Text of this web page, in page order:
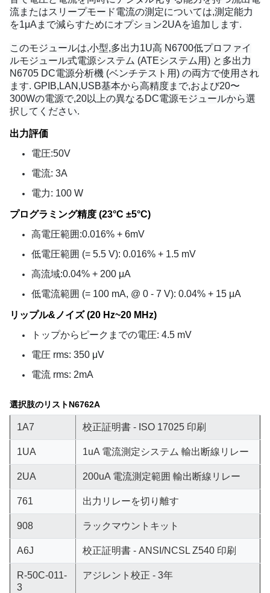
流またはスリープモード電流の測定については,測定能力
を1μAまで減らすためにオプション2UAを追加します.
このモジュールは,小型,多出力1U高 N6700低プロファイ
ルモジュール式電源システム (ATEシステム用) と多出力
N6705 DC電源分析機 (ベンチテスト用) の両方で使用され
ます. GPIB,LAN,USB基本から高精度まで,および20〜
300Wの電源で,20以上の異なるDC電源モジュールから選
択してください.
出力評価
電圧:50V
電流: 3A
電力: 100 W
プログラミング精度 (23°C ±5°C)
高電圧範囲:0.016% + 6mV
低電圧範囲 (= 5.5 V): 0.016% + 1.5 mV
高流域:0.04% + 200 μA
低電流範囲 (= 100 mA, @ 0 - 7 V): 0.04% + 15 μA
リップル&ノイズ (20 Hz~20 MHz)
トップからピークまでの電圧: 4.5 mV
電圧 rms: 350 μV
電流 rms: 2mA
選択肢のリストN6762A
1A7 校正証明書 - ISO 17025 印刷
1UA 1uA 電流測定システム 輸出断線リレー
2UA 200uA 電流測定範囲 輸出断線リレー
761 出力リレーを切り離す
908 ラックマウントキット
A6J 校正証明書 - ANSI/NCSL Z540 印刷
R-50C-011-
3
アジレント校正 - 3年